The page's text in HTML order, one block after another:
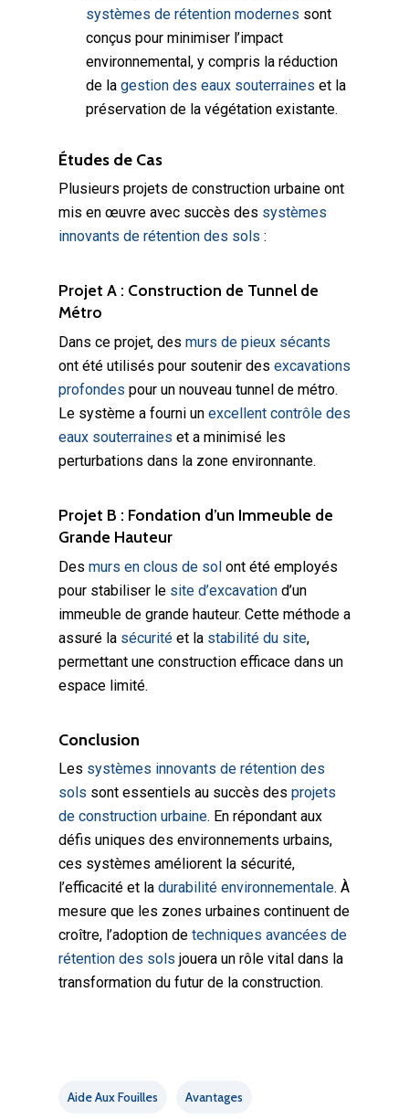
systèmes de rétention modernes sont
conçus pour minimiser l’impact
environnemental, y compris la réduction
de la gestion des eaux souterraines et la
préservation de la végétation existante.
Études de Cas
Plusieurs projets de construction urbaine ont
mis en œuvre avec succès des systèmes
innovants de rétention des sols :
Projet A : Construction de Tunnel de
Métro
Dans ce projet, des murs de pieux sécants
ont été utilisés pour soutenir des excavations
profondes pour un nouveau tunnel de métro.
Le système a fourni un excellent contrôle des
eaux souterraines et a minimisé les
perturbations dans la zone environnante.
Projet B : Fondation d’un Immeuble de
Grande Hauteur
Des murs en clous de sol ont été employés
pour stabiliser le site d’excavation d’un
immeuble de grande hauteur. Cette méthode a
assuré la sécurité et la stabilité du site,
permettant une construction efficace dans un
espace limité.
Conclusion
Les systèmes innovants de rétention des
sols sont essentiels au succès des projets
de construction urbaine. En répondant aux
défis uniques des environnements urbains,
ces systèmes améliorent la sécurité,
l’efficacité et la durabilité environnementale. À
mesure que les zones urbaines continuent de
croître, l’adoption de techniques avancées de
rétention des sols jouera un rôle vital dans la
transformation du futur de la construction.
Aide Aux Fouilles Avantages